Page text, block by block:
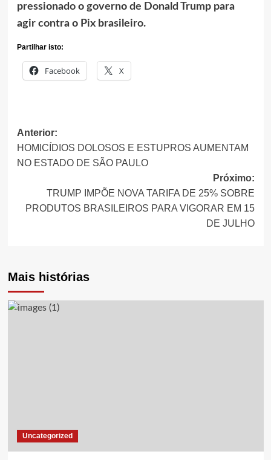
pressionado o governo de Donald Trump para
agir contra o Pix brasileiro.
Partilhar isto:
Facebook X
Navegação
de
artigos
Anterior:
HOMICÍDIOS DOLOSOS E ESTUPROS AUMENTAM
NO ESTADO DE SÃO PAULO
Próximo:
TRUMP IMPÕE NOVA TARIFA DE 25% SOBRE
PRODUTOS BRASILEIROS PARA VIGORAR EM 15
DE JULHO
Mais histórias
Uncategorized